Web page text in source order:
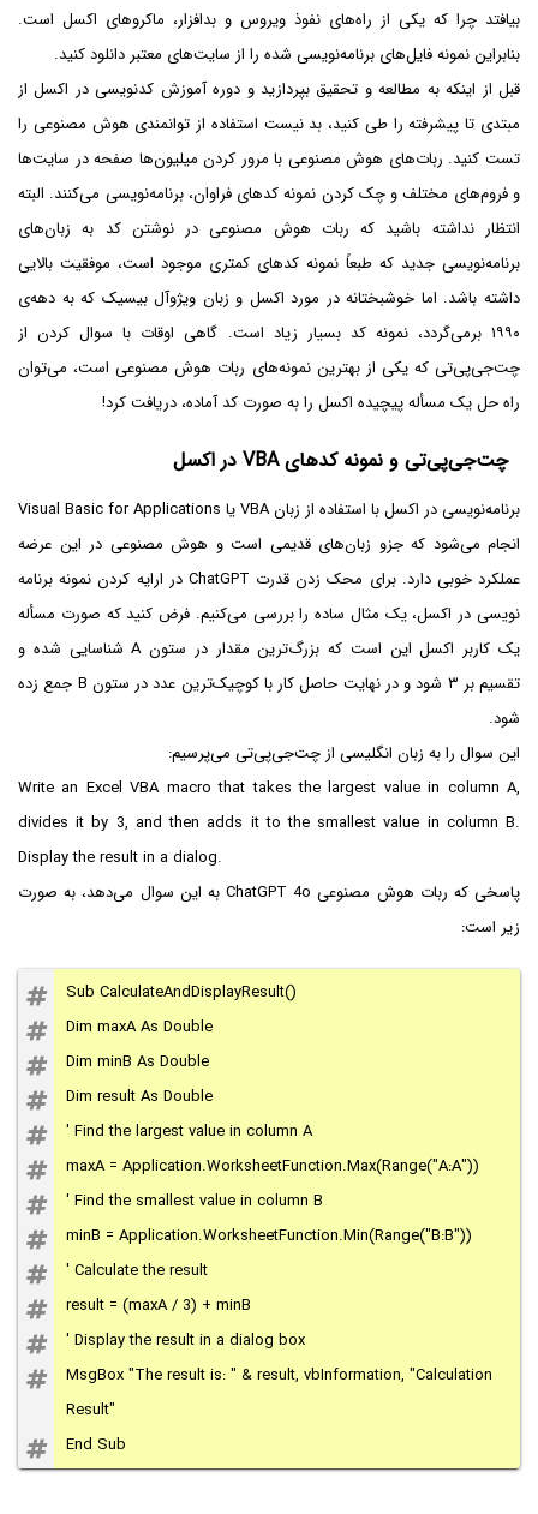
بیافتد چرا که یکی از راه‌های نفوذ ویروس و بدافزار، ماکروهای اکسل است.
بنابراین نمونه فایل‌های برنامه‌نویسی شده را از سایت‌های معتبر دانلود کنید.
قبل از اینکه به مطالعه و تحقیق بپردازید و دوره آموزش کدنویسی در اکسل از
مبتدی تا پیشرفته را طی کنید، بد نیست استفاده از توانمندی هوش مصنوعی را
تست کنید. ربات‌های هوش مصنوعی با مرور کردن میلیون‌ها صفحه در سایت‌ها
و فروم‌های مختلف و چک کردن نمونه کدهای فراوان، برنامه‌نویسی می‌کنند. البته
انتظار نداشته باشید که ربات هوش مصنوعی در نوشتن کد به زبان‌های
برنامه‌نویسی جدید که طبعاً نمونه کدهای کمتری موجود است، موفقیت بالایی
داشته باشد. اما خوشبختانه در مورد اکسل و زبان ویژوآل بیسیک که به دهه‌ی
۱۹۹۰ برمی‌گردد، نمونه کد بسیار زیاد است. گاهی اوقات با سوال کردن از
چت‌جی‌پی‌تی که یکی از بهترین نمونه‌های ربات هوش مصنوعی است، می‌توان
راه حل یک مسأله پیچیده اکسل را به صورت کد آماده، دریافت کرد!
چت‌جی‌پی‌تی و نمونه کدهای VBA در اکسل
برنامه‌نویسی در اکسل با استفاده از زبان VBA یا Visual Basic for Applications
انجام می‌شود که جزو زبان‌های قدیمی است و هوش مصنوعی در این عرضه
عملکرد خوبی دارد. برای محک زدن قدرت ChatGPT در ارایه کردن نمونه برنامه
نویسی در اکسل، یک مثال ساده را بررسی می‌کنیم. فرض کنید که صورت مسأله
یک کاربر اکسل این است که بزرگ‌ترین مقدار در ستون A شناسایی شده و
تقسیم بر ۳ شود و در نهایت حاصل کار با کوچیک‌ترین عدد در ستون B جمع زده
شود.
این سوال را به زبان انگلیسی از چت‌جی‌پی‌تی می‌پرسیم:
Write an Excel VBA macro that takes the largest value in column A,
divides it by 3, and then adds it to the smallest value in column B.
Display the result in a dialog.
پاسخی که ربات هوش مصنوعی ChatGPT 4o به این سوال می‌دهد، به صورت
زیر است:
Sub CalculateAndDisplayResult()
Dim maxA As Double
Dim minB As Double
Dim result As Double
' Find the largest value in column A
maxA = Application.WorksheetFunction.Max(Range("A:A"))
' Find the smallest value in column B
minB = Application.WorksheetFunction.Min(Range("B:B"))
' Calculate the result
result = (maxA / 3) + minB
' Display the result in a dialog box
MsgBox "The result is: " & result, vbInformation, "Calculation
Result"
End Sub